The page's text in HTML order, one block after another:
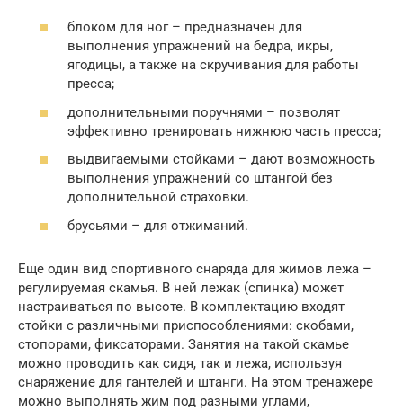
блоком для ног – предназначен для
выполнения упражнений на бедра, икры,
ягодицы, а также на скручивания для работы
пресса;
дополнительными поручнями – позволят
эффективно тренировать нижнюю часть пресса;
выдвигаемыми стойками – дают возможность
выполнения упражнений со штангой без
дополнительной страховки.
брусьями – для отжиманий.
Еще один вид спортивного снаряда для жимов лежа –
регулируемая скамья. В ней лежак (спинка) может
настраиваться по высоте. В комплектацию входят
стойки с различными приспособлениями: скобами,
стопорами, фиксаторами. Занятия на такой скамье
можно проводить как сидя, так и лежа, используя
снаряжение для гантелей и штанги. На этом тренажере
можно выполнять жим под разными углами,